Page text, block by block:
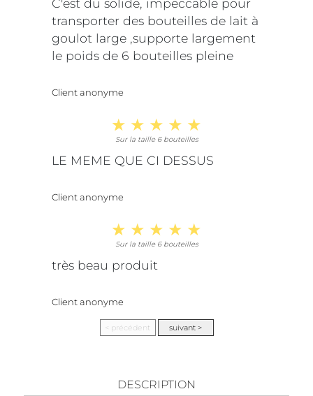
transporter des bouteilles de lait à
goulot large ,supporte largement
le poids de 6 bouteilles pleine
Client anonyme
Sur la taille 6 bouteilles
LE MEME QUE CI DESSUS
Client anonyme
Sur la taille 6 bouteilles
très beau produit
Client anonyme
DESCRIPTION